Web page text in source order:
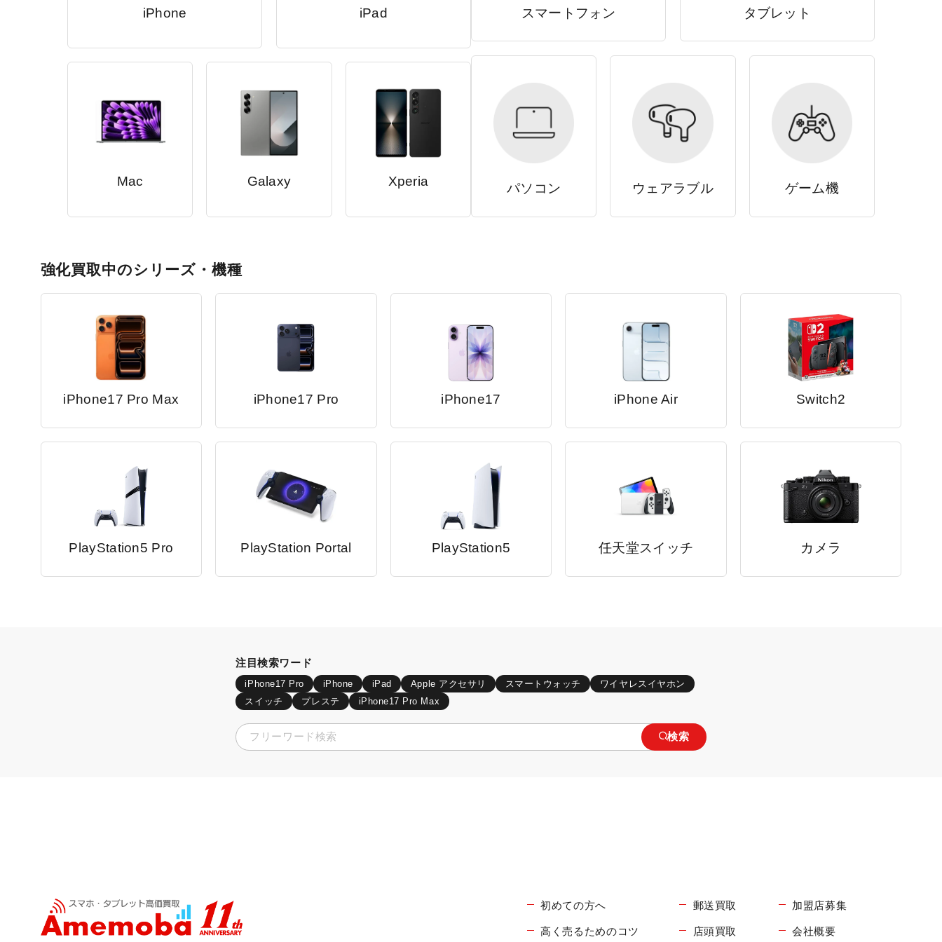
iPhone iPad
Mac Galaxy Xperia
スマートフォン タブレット
パソコン ウェアラブル ゲーム機
強化買取中のシリーズ・機種
iPhone17 Pro Max iPhone17 Pro iPhone17 iPhone Air Switch2
PlayStation5 Pro PlayStation Portal PlayStation5 任天堂スイッチ カメラ
注目検索ワード
iPhone17 Pro iPhone iPad Apple アクセサリ スマートウォッチ
ワイヤレスイヤホン
スイッチ
プレステ iPhone17 Pro Max
検索
初めての方へ
高く売るためのコツ
郵送買取
店頭買取
加盟店募集
会社概要